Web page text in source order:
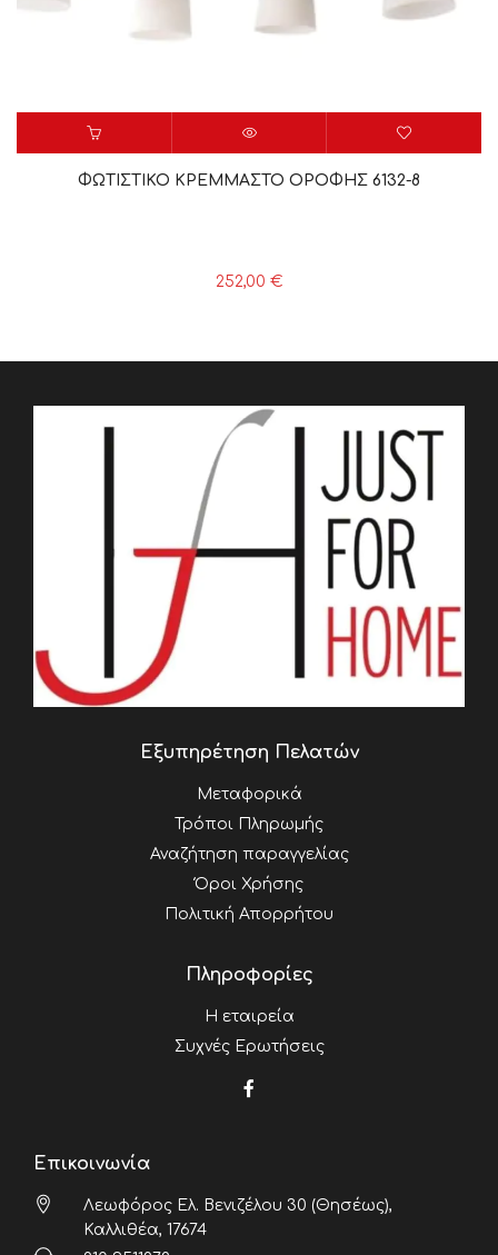
ΦΩΤΙΣΤΙΚΟ ΚΡΕΜΜΑΣΤΟ ΟΡΟΦΗΣ 6132-8
252,00 €
Εξυπηρέτηση Πελατών
Μεταφορικά
Τρόποι Πληρωμής
Αναζήτηση παραγγελίας
Όροι Χρήσης
Πολιτική Απορρήτου
Πληροφορίες
Η εταιρεία
Συχνές Ερωτήσεις
Επικοινωνία
Λεωφόρος Ελ. Βενιζέλου 30 (Θησέως),
Καλλιθέα, 17674